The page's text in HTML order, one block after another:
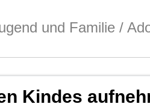
und Familie /
Kindes